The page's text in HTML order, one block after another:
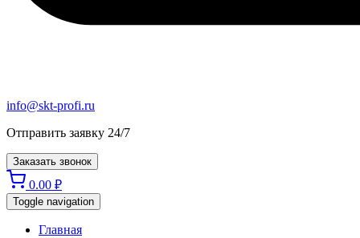
info@skt-profi.ru
Отправить заявку 24/7
Заказать звонок
0.00 ₽
Toggle navigation
Главная